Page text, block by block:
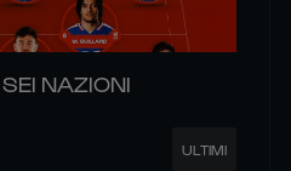
NAZIONI
ULTIMI